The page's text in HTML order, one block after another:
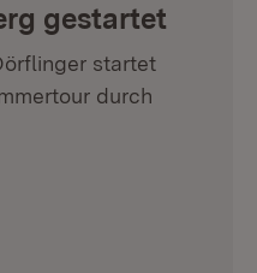
gestartet
startet
durch